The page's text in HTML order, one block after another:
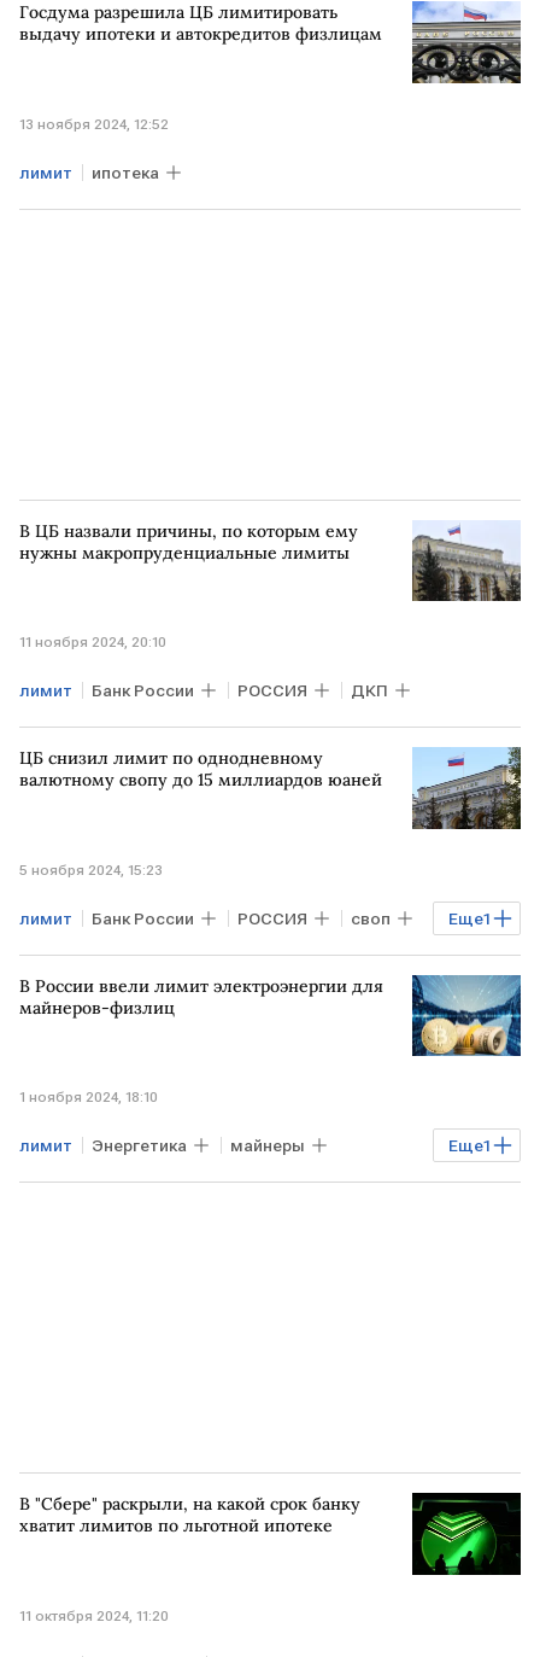
Госдума разрешила ЦБ лимитировать
выдачу ипотеки и автокредитов физлицам
13 ноября 2024, 12:52
лимит ипотека
В ЦБ назвали причины, по которым ему
нужны макропруденциальные лимиты
11 ноября 2024, 20:10
лимит Банк России РОССИЯ ДКП
ЦБ снизил лимит по однодневному
валютному свопу до 15 миллиардов юаней
5 ноября 2024, 15:23
Еще1
лимит Банк России РОССИЯ своп
юань
В России ввели лимит электроэнергии для
майнеров-физлиц
1 ноября 2024, 18:10
Еще1
лимит Энергетика майнеры
электроэнергия
В "Сбере" раскрыли, на какой срок банку
хватит лимитов по льготной ипотеке
11 октября 2024, 11:20